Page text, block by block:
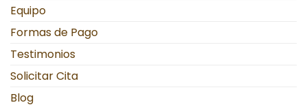
Equipo
Formas de Pago
Testimonios
Solicitar Cita
Blog